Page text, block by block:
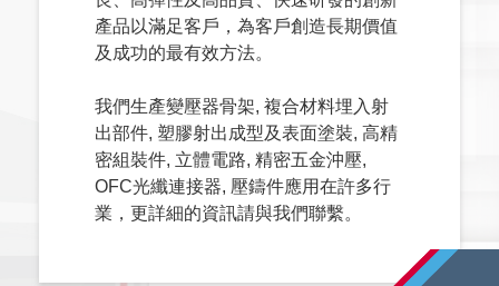
產品以滿足客戶，為客戶創造長期價值
及成功的最有效方法。
我們生產變壓器骨架, 複合材料埋入射
出部件, 塑膠射出成型及表面塗裝, 高精
密組裝件, 立體電路, 精密五金沖壓,
OFC光纖連接器, 壓鑄件應用在許多行
業，更詳細的資訊請與我們聯繫。